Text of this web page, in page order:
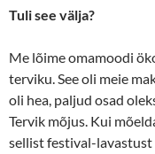
Tuli see välja?
Me lõime omamoodi
terviku. See oli meie
oli hea, paljud osad
Tervik mõjus. Kui
sellist festival-lavastust